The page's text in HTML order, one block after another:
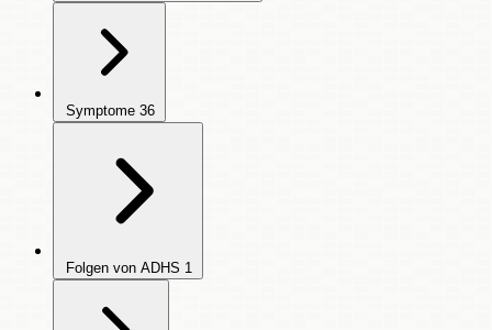
Symptome 36
Folgen von ADHS 1